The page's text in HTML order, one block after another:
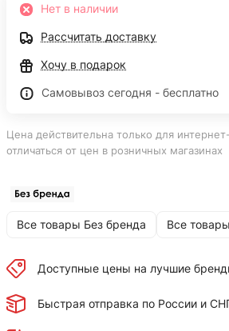
Нет в наличии
Рассчитать доставку
Хочу в подарок
Самовывоз сегодня - бесплатно
Цена действительна только для
отличаться от цен в розничных магазинах
Все товары Без бренда Все
Доступные цены на лучшие
Быстрая отправка по России и